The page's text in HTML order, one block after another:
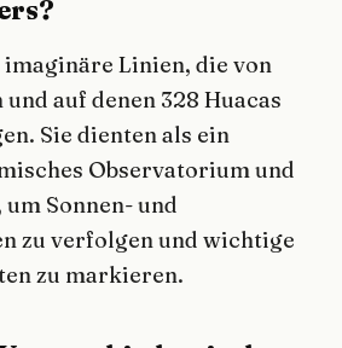
imaginäre Linien, die von
auf denen 328 Huacas
Sie dienten als ein
Observatorium und
Sonnen- und
zu verfolgen und wichtige
zu markieren.